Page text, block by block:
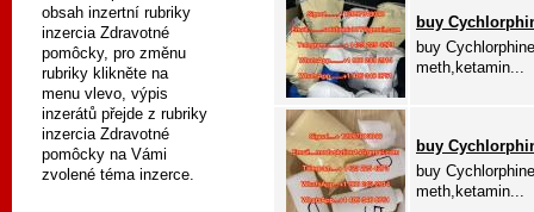
obsah inzertní rubriky
inzercia Zdravotné
pomôcky, pro změnu
rubriky klikněte na
menu vlevo, výpis
inzerátů přejde z rubriky
inzercia Zdravotné
pomôcky na Vámi
zvolené téma inzerce.
buy
buy
meth,ketamin...
buy
buy
meth,ketamin...